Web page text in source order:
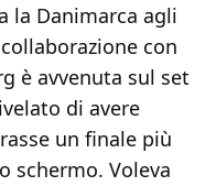
la Danimarca agli
con
è avvenuta sul set
di avere
un finale più
schermo. Voleva